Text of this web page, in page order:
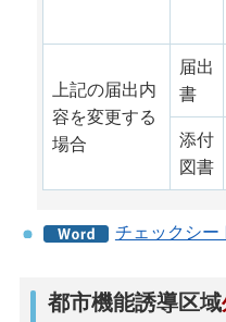
上記の届出内
容を変更する
場合
届出
書
添付
図書
チェックシー
都市機能誘導区域